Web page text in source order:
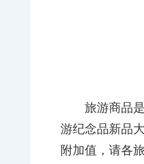
旅游商品
游纪念品新品
附加值，请各